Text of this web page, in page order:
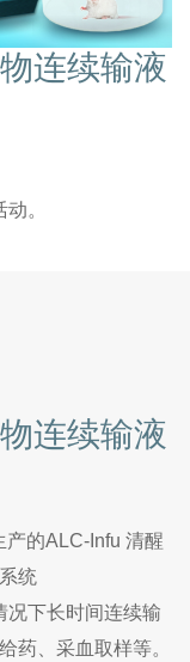
连续输液
。
连续输液
产的ALC-Infu 清醒
统
况下长时间连续输
药、采血取样等。